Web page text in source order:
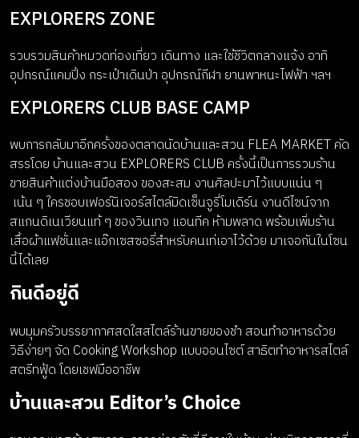
EXPLORERS ZONE
รวบรวมสินค้าหมวดท่องเที่ยว เดินทาง และใช้ชีวิตกลางแจ้ง อาทิ
อุปกรณ์แคมปิ้ง กระเป๋าเดินป่า อุปกรณ์กีฬา ยานพาหนะไฟฟ้า ฯลฯ
EXPLORERS CLUB BASE CAMP
พบการกลับมาอีกครั้งของตลาดนัดบ้านและสวน FLEA MARKET คัด
สรรโดย บ้านและสวน EXPLORERS CLUB ครั้งนี้เป็นการรวมร้าน
ขายสินค้าแต่งบ้านมือสอง ของสะสม งานศิลปะมาไว้แบบแน่น ๆ
เน้น ๆ ใครชอบเฟอร์นิเจอร์สไตล์มิดเซ็นจูรี่โมเดิร์น งานดีไซน์จาก
สแกนดิเนเวียนแท้ ๆ ของวินเทจ แอนทีค ห้ามพลาด พร้อมเพิ่มร้าน
เสื้อผ้าแฟชั่นและแอ๊กเซสซอรี่สำหรับคนเท่เอาไว้ด้วย มาเจอกันในโซน
นี้ได้เลย
กินดีอยู่ดี
พบมุมครัวบรรยากาศสดใสสไตล์ร้านขายของชำ สอนทำอาหารด้วย
วิธีง่ายๆ จัด Cooking Workshop แบบออนไซต์ สาธิตทำอาหารสไตล์
สตรีทฟู้ด โดยเชฟมืออาชีพ
บ้านและสวน Editor’s Choice